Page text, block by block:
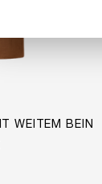
WEITEM BEIN